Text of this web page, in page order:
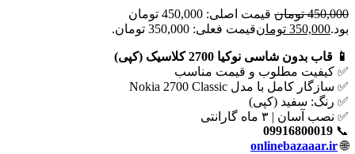
450,000 تومان
قیمت اصلی: 450,000 تومان
بود.350,000 تومانقیمت فعلی: 350,000 تومان.
📱 قاب بدون شاسی نوکیا 2700 کلاسیک (کپی)
✅ کیفیت مطلوب و قیمت مناسب
✅ سازگار کامل با مدل Nokia 2700 Classic
✅ رنگ: سفید (کپی)
✅ نصب آسان | ۳ ماه گارانتی
📞
09916800019
🌐
onlinebazaaar.ir